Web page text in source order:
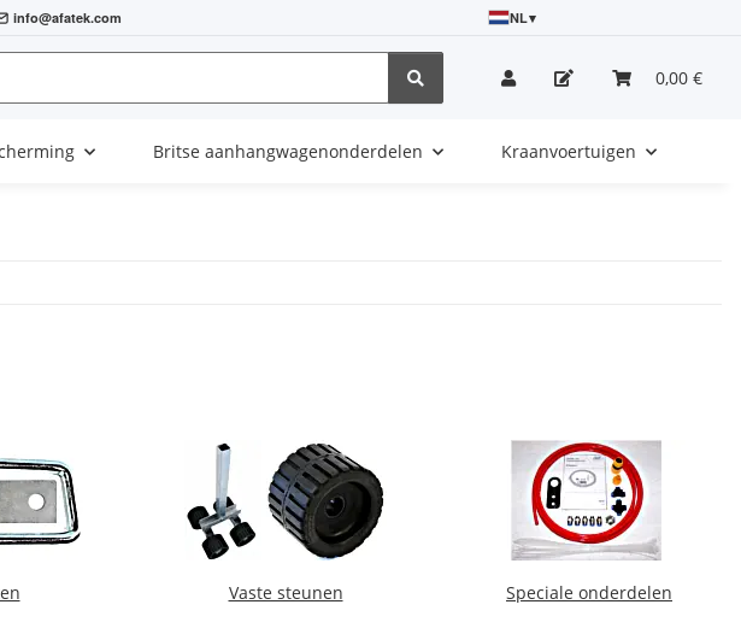
info@afatek.com NL▾
0,00 €
Britse aanhangwagenonderdelen Kraanvoertuigen
Vaste steunen Speciale onderdelen